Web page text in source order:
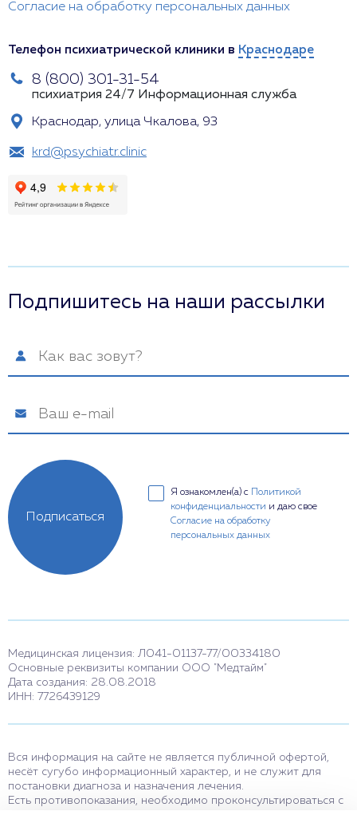
Согласие на обработку персональных данных
Телефон психиатрической клиники в Краснодаре
8 (800) 301-31-54
психиатрия 24/7 Информационная служба
Краснодар, улица Чкалова, 93
krd@psychiatr.clinic
Подпишитесь на наши рассылки
Я ознакомлен(а) с
Политикой
конфиденциальности и даю свое
Согласие на обработку
персональных данных
Подписаться
Медицинская лицензия: Л041-01137-77/00334180
Основные реквизиты компании ООО "Медтайм"
Дата создания: 28.08.2018
ИНН: 7726439129
Вся информация на сайте не является публичной офертой,
несёт сугубо информационный характер, и не служит для
постановки диагноза и назначения лечения.
Есть противопоказания, необходимо проконсультироваться с